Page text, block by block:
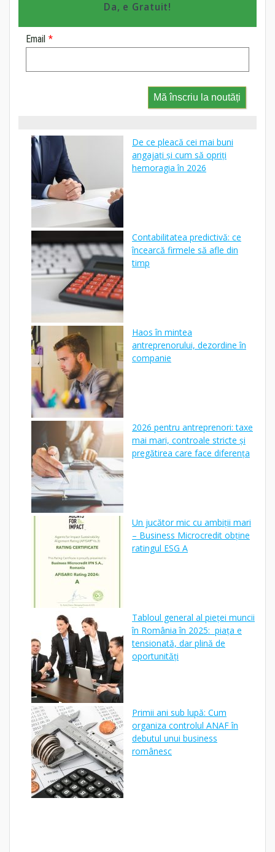
Da, e Gratuit!
Email *
Mă înscriu la noutăți
De ce pleacă cei mai buni
angajați și cum să opriți
hemoragia în 2026
Contabilitatea predictivă: ce
încearcă firmele să afle din
timp
Haos în mintea
antreprenorului, dezordine în
companie
2026 pentru antreprenori: taxe
mai mari, controale stricte și
pregătirea care face diferența
Un jucător mic cu ambiții mari
– Business Microcredit obține
ratingul ESG A
Tabloul general al pieței muncii
în România în 2025: piața e
tensionată, dar plină de
oportunități
Primii ani sub lupă: Cum
organiza controlul ANAF în
debutul unui business
românesc